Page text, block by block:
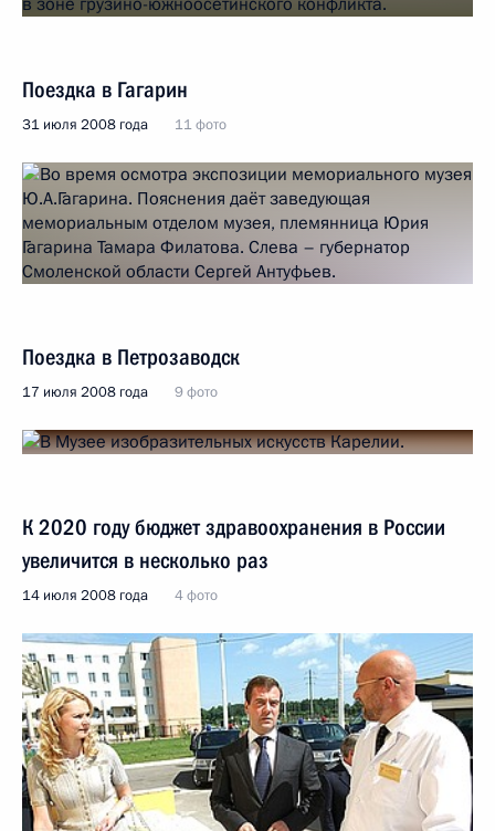
Поездка в Гагарин
31 июля 2008 года 11 фото
Поездка в Петрозаводск
17 июля 2008 года 9 фото
К 2020 году бюджет здравоохранения в России
увеличится в несколько раз
14 июля 2008 года 4 фото